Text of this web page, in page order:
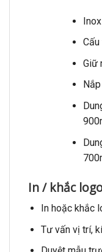
Giữ
In / khắc
In hoặc khắc
Tư vấn vị trí,